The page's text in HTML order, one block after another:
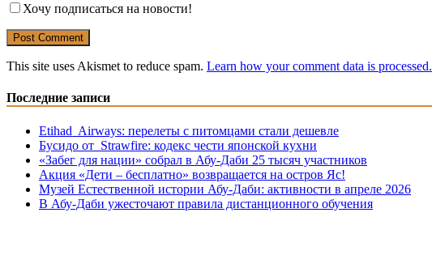
Хочу подписаться на новости!
This site uses Akismet to reduce spam. Learn how your comment data is processed.
Последние записи
Etihad Airways: перелеты с питомцами стали дешевле
Бусидо от Strawfire: кодекс чести японской кухни
«Забег для нации» собрал в Абу-Даби 25 тысяч участников
Акция «Дети – бесплатно» возвращается на остров Яс!
Музей Eстественной истории Абу-Даби: активности в апреле 2026
В Абу-Даби ужесточают правила дистанционного обучения